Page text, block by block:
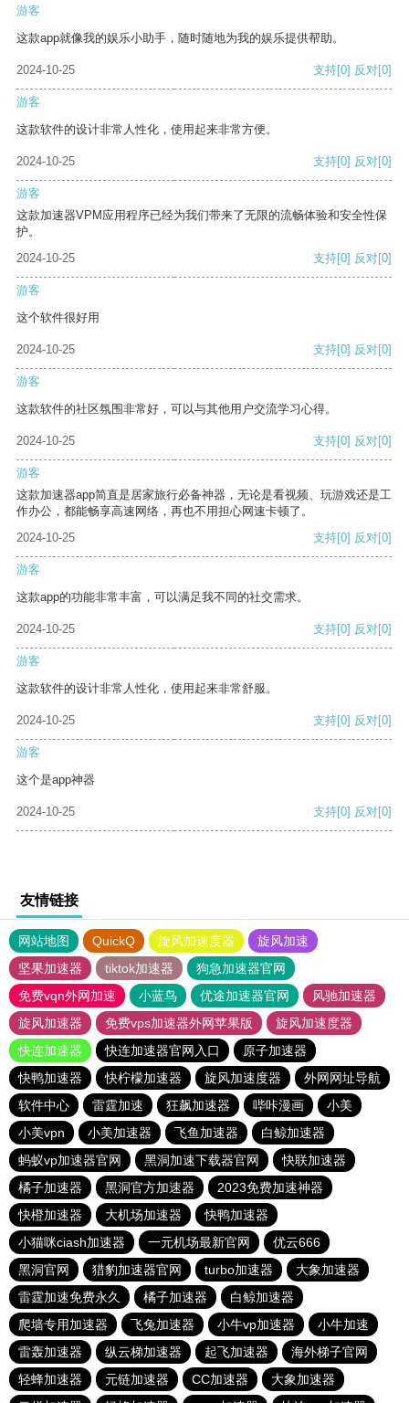
游客
这款app就像我的娱乐小助手，随时随地为我的娱乐提供帮助。
2024-10-25 支持[0] 反对[0]
游客
这款软件的设计非常人性化，使用起来非常方便。
2024-10-25 支持[0] 反对[0]
游客
这款加速器VPM应用程序已经为我们带来了无限的流畅体验和安全性保
护。
2024-10-25
支持[0] 反对[0]
游客
这个软件很好用
2024-10-25 支持[0] 反对[0]
游客
这款软件的社区氛围非常好，可以与其他用户交流学习心得。
2024-10-25 支持[0] 反对[0]
游客
这款加速器app简直是居家旅行必备神器，无论是看视频、玩游戏还是工
作办公，都能畅享高速网络，再也不用担心网速卡顿了。
2024-10-25
支持[0] 反对[0]
游客
这款app的功能非常丰富，可以满足我不同的社交需求。
2024-10-25 支持[0] 反对[0]
游客
这款软件的设计非常人性化，使用起来非常舒服。
2024-10-25 支持[0] 反对[0]
游客
这个是app神器
2024-10-25 支持[0] 反对[0]
友情链接
网站地图 QuickQ 旋风加速度器
旋风加速
坚果加速器
tiktok加速器
狗急加速器官网
免费vqn外网加速
小蓝鸟 优途加速器官网
风驰加速器
旋风加速器
免费vps加速器外网苹果版
旋风加速度器
快连加速器
快连加速器官网入口
原子加速器
快鸭加速器
快柠檬加速器 旋风加速度器
外网网址导航
软件中心
雷霆加速 狂飙加速器 哔咔漫画
小美
小美vpn
小美加速器 飞鱼加速器
白鲸加速器
蚂蚁vp加速器官网
黑洞加速下载器官网
快联加速器
橘子加速器
黑洞官方加速器
2023免费加速神器
快橙加速器
大机场加速器
快鸭加速器
小猫咪ciash加速器
一元机场最新官网
优云666
黑洞官网
猎豹加速器官网 turbo加速器
大象加速器
雷霆加速免费永久
橘子加速器
白鲸加速器
爬墙专用加速器
飞兔加速器 小牛vp加速器
小牛加速
雷轰加速器
纵云梯加速器 起飞加速器
海外梯子官网
轻蜂加速器
元链加速器 CC加速器
大象加速器